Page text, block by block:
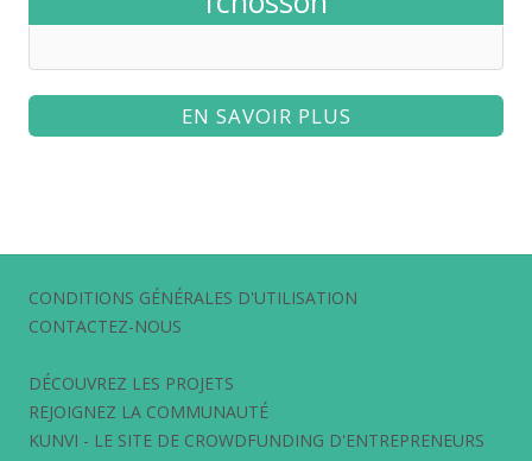
EN SAVOIR PLUS
CONDITIONS GÉNÉRALES D'UTILISATION
CONTACTEZ-NOUS
DÉCOUVREZ LES PROJETS
REJOIGNEZ LA COMMUNAUTÉ
KUNVI - LE SITE DE CROWDFUNDING D'ENTREPRENEURS